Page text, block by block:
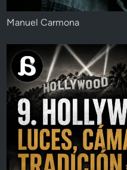
Manuel Carmona